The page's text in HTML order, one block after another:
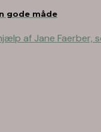
gode måde
af Jane Faerber,